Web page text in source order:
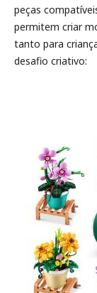
peças
permitem criar
tanto para
desafio criativo: